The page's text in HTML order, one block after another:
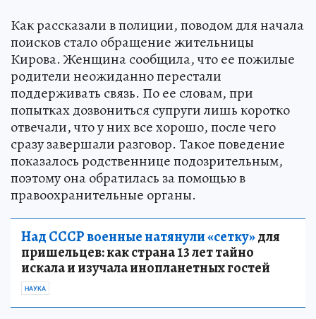
Как рассказали в полиции, поводом для начала
поисков стало обращение жительницы
Кирова. Женщина сообщила, что ее пожилые
родители неожиданно перестали
поддерживать связь. По ее словам, при
попытках дозвониться супруги лишь коротко
отвечали, что у них все хорошо, после чего
сразу завершали разговор. Такое поведение
показалось родственнице подозрительным,
поэтому она обратилась за помощью в
правоохранительные органы.
Над СССР военные натянули «сетку»для
пришельцев: как страна 13 лет тайно
искала и изучала инопланетных гостей
НАУКА